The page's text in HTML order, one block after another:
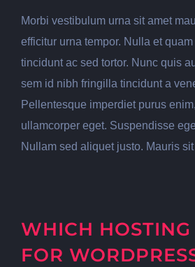
Morbi vestibulum urna sit amet
efficitur urna tempor. Nulla et
tincidunt ac sed tortor. Nunc quis
sem id nibh fringilla tincidunt a
Pellentesque imperdiet purus
ullamcorper eget. Suspendisse
Nullam sed aliquet justo. Mauris
WHICH HOSTING
FOR